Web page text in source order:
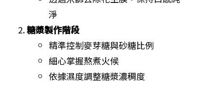
淨
糖漿製作階段
精準控制麥芽糖與砂糖比例
細心掌握熬煮火候
依據濕度調整糖漿濃稠度